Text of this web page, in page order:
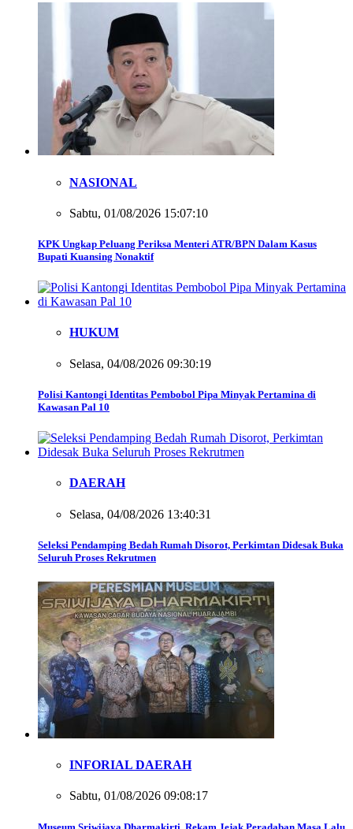
NASIONAL
Sabtu, 01/08/2026 15:07:10
KPK Ungkap Peluang Periksa Menteri ATR/BPN Dalam Kasus
Bupati Kuansing Nonaktif
HUKUM
Selasa, 04/08/2026 09:30:19
Polisi Kantongi Identitas Pembobol Pipa Minyak Pertamina di
Kawasan Pal 10
DAERAH
Selasa, 04/08/2026 13:40:31
Seleksi Pendamping Bedah Rumah Disorot, Perkimtan Didesak Buka
Seluruh Proses Rekrutmen
INFORIAL DAERAH
Sabtu, 01/08/2026 09:08:17